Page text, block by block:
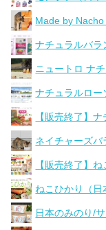
Made by Nacho
ナチュラルバラ
ニュートロ ナ
ナチュラルロー
【販売終了】
ネイチャーズバ
【販売終了】ね
ねこひかり（日
日本のみのり/